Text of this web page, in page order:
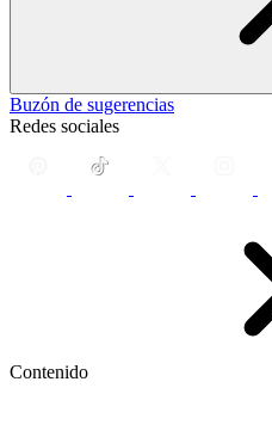
Buzón de sugerencias
Redes sociales
Contenido